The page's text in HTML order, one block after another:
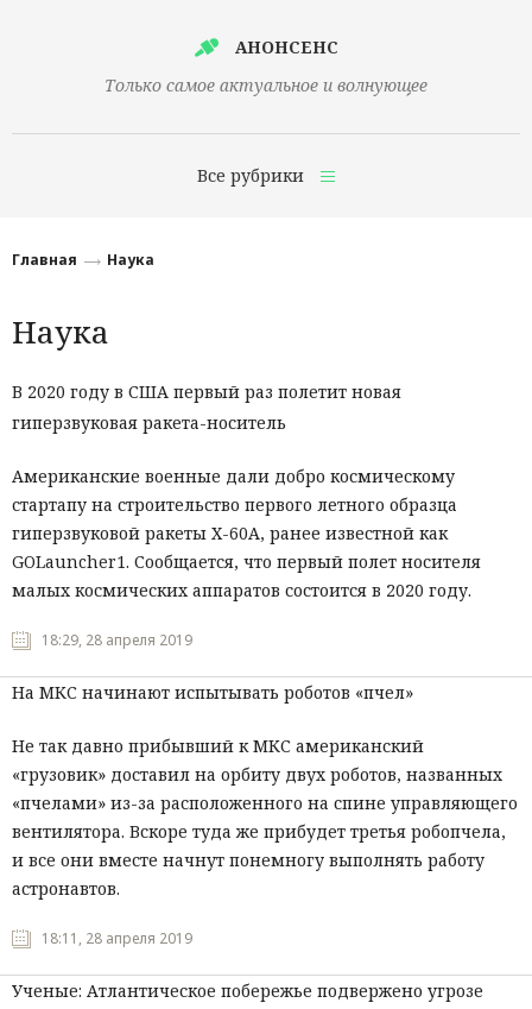
АНОНСЕНС
Только самое актуальное и волнующее
Все рубрики
Технологии
Культура
Общество
Политика
Мнения
Главная Наука
Наука
В 2020 году в США первый раз полетит новая
гиперзвуковая ракета-носитель
Американские военные дали добро космическому
стартапу на строительство первого летного образца
гиперзвуковой ракеты Х-60А, ранее известной как
GOLauncher1. Сообщается, что первый полет носителя
малых космических аппаратов состоится в 2020 году.
18:29, 28 апреля 2019
На МКС начинают испытывать роботов «пчел»
Не так давно прибывший к МКС американский
«грузовик» доставил на орбиту двух роботов, названных
«пчелами» из-за расположенного на спине управляющего
вентилятора. Вскоре туда же прибудет третья робопчела,
и все они вместе начнут понемногу выполнять работу
астронавтов.
18:11, 28 апреля 2019
Ученые: Атлантическое побережье подвержено угрозе